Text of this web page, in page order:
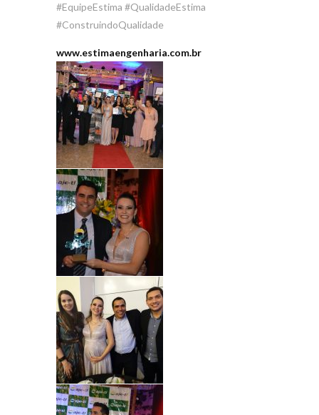
#EquipeEstima #QualidadeEstima
#ConstruindoQualidade
www.estimaengenharia.com.br